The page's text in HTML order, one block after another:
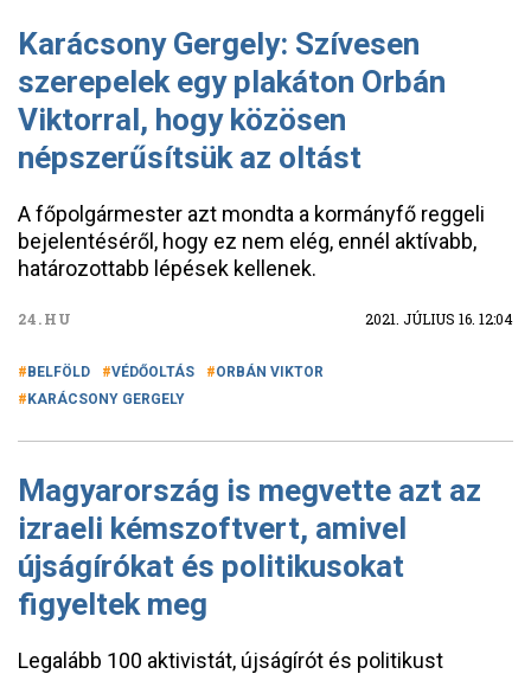
Karácsony Gergely: Szívesen
szerepelek egy plakáton Orbán
Viktorral, hogy közösen
népszerűsítsük az oltást
A főpolgármester azt mondta a kormányfő reggeli
bejelentéséről, hogy ez nem elég, ennél aktívabb,
határozottabb lépések kellenek.
24.HU 2021. JÚLIUS 16. 12:04
BELFÖLD VÉDŐOLTÁS
ORBÁN VIKTOR
KARÁCSONY GERGELY
Magyarország is megvette azt az
izraeli kémszoftvert, amivel
újságírókat és politikusokat
figyeltek meg
Legalább 100 aktivistát, újságírót és politikust